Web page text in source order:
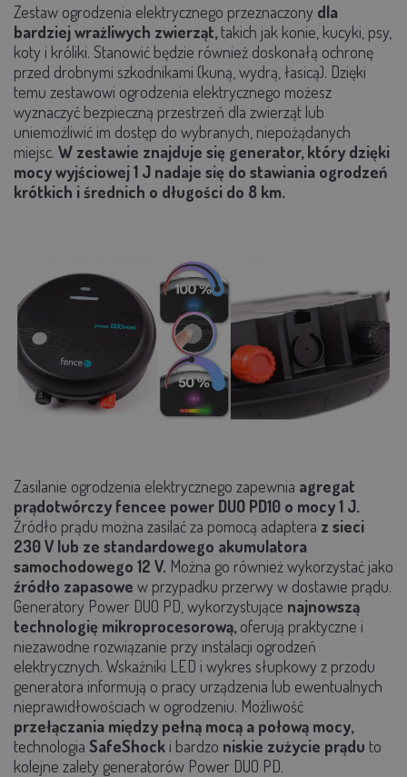
Zestaw ogrodzenia elektrycznego przeznaczony dla
bardziej wrażliwych zwierząt, takich jak konie, kucyki, psy,
koty i króliki. Stanowić będzie również doskonałą ochronę
przed drobnymi szkodnikami (kuną, wydrą, łasicą). Dzięki
temu zestawowi ogrodzenia elektrycznego możesz
wyznaczyć bezpieczną przestrzeń dla zwierząt lub
uniemożliwić im dostęp do wybranych, niepożądanych
miejsc. W zestawie znajduje się generator, który dzięki
mocy wyjściowej 1 J nadaje się do stawiania ogrodzeń
krótkich i średnich o długości do 8 km.
Zasilanie ogrodzenia elektrycznego zapewnia agregat
prądotwórczy fencee power DUO PD10 o mocy 1 J.
Źródło prądu można zasilać za pomocą adaptera z sieci
230 V lub ze standardowego akumulatora
samochodowego 12 V. Można go również wykorzystać jako
źródło zapasowe w przypadku przerwy w dostawie prądu.
Generatory Power DUO PD, wykorzystujące najnowszą
technologię mikroprocesorową, oferują praktyczne i
niezawodne rozwiązanie przy instalacji ogrodzeń
elektrycznych. Wskaźniki LED i wykres słupkowy z przodu
generatora informują o pracy urządzenia lub ewentualnych
nieprawidłowościach w ogrodzeniu. Możliwość
przełączania między pełną mocą a połową mocy,
technologia SafeShock i bardzo niskie zużycie prądu to
kolejne zalety generatorów Power DUO PD.